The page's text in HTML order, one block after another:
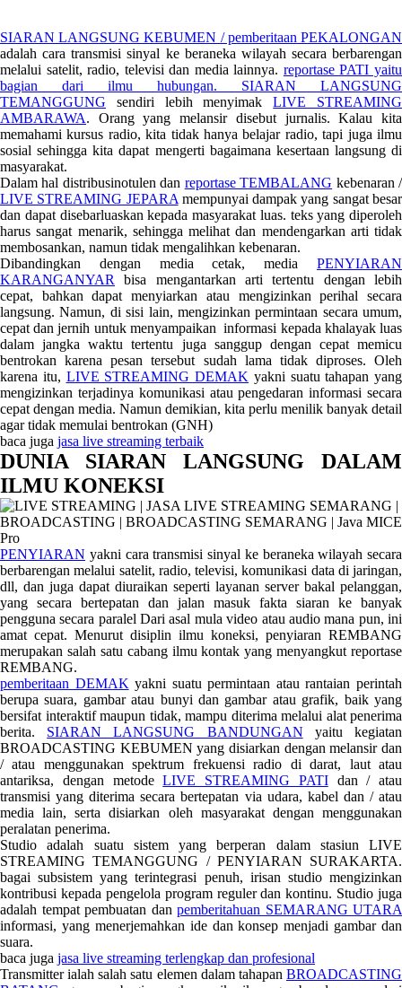
SIARAN LANGSUNG KEBUMEN / pemberitaan PEKALONGAN
adalah cara transmisi sinyal ke beraneka wilayah secara berbarengan
melalui satelit, radio, televisi dan media lainnya. reportase PATI yaitu
bagian dari ilmu hubungan. SIARAN LANGSUNG
TEMANGGUNG sendiri lebih menyimakLIVE STREAMING
AMBARAWA. Orang yang melansir disebut jurnalis. Kalau kita
memahami kursus radio, kita tidak hanya belajar radio, tapi juga ilmu
sosial sehingga kita dapat mengerti bagaimana kesertaan langsung di
masyarakat.
Dalam hal distribusinotulen dan reportase TEMBALANG kebenaran /
LIVE STREAMING JEPARA mempunyai dampak yang sangat besar
dan dapat disebarluaskan kepada masyarakat luas. teks yang diperoleh
harus sangat menarik, sehingga melihat dan mendengarkan arti tidak
membosankan, namun tidak mengalihkan kebenaran.
Dibandingkan dengan media cetak, media PENYIARAN
KARANGANYAR
bisa mengantarkan arti tertentu dengan lebih
cepat, bahkan dapat menyiarkan atau mengizinkan perihal secara
langsung. Namun, di sisi lain, mengizinkan permintaan secara umum,
cepat dan jernih untuk menyampaikan informasi kepada khalayak luas
dalam jangka waktu tertentu juga sanggup dengan cepat memicu
bentrokan karena pesan tersebut sudah lama tidak diproses. Oleh
karena itu, LIVE STREAMING DEMAK yakni suatu tahapan yang
mengizinkan terjadinya komunikasi atau pengedaran informasi secara
cepat dengan media. Namun demikian, kita perlu menilik banyak detail
agar tidak memulai bentrokan (GNH)
baca juga jasa live streaming terbaik
DUNIA SIARAN LANGSUNG DALAM
ILMU KONEKSI
PENYIARAN yakni cara transmisi sinyal ke beraneka wilayah secara
berbarengan melalui satelit, radio, televisi, komunikasi data di jaringan,
dll, dan juga dapat diuraikan seperti layanan server bakal pelanggan,
yang secara bertepatan dan jalan masuk fakta siaran ke banyak
pengguna secara paralel Dari asal mula video atau audio mana pun, ini
amat cepat. Menurut disiplin ilmu koneksi, penyiaran REMBANG
merupakan salah satu cabang ilmu kontak yang menyangkut reportase
REMBANG.
pemberitaan DEMAK yakni suatu permintaan atau rantaian perintah
berupa suara, gambar atau bunyi dan gambar atau grafik, baik yang
bersifat interaktif maupun tidak, mampu diterima melalui alat penerima
berita. SIARAN LANGSUNG BANDUNGAN yaitu kegiatan
BROADCASTING KEBUMEN yang disiarkan dengan melansir dan
/ atau menggunakan spektrum frekuensi radio di darat, laut atau
antariksa, dengan metodeLIVE STREAMING PATIdan / atau
transmisi yang diterima secara bertepatan via udara, kabel dan / atau
media lain, serta disiarkan oleh masyarakat dengan menggunakan
peralatan penerima.
Studio adalah suatu sistem yang berperan dalam stasiun LIVE
STREAMING TEMANGGUNG / PENYIARAN SURAKARTA.
bagai subsistem yang terintegrasi penuh, irisan studio mengizinkan
kontribusi kepada pengelola program reguler dan kontinu. Studio juga
adalah tempat pembuatan dan pemberitahuan SEMARANG UTARA
informasi, yang menerjemahkan ide dan konsep menjadi gambar dan
suara.
baca juga jasa live streaming terlengkap dan profesional
Transmitter ialah salah satu elemen dalam tahapan BROADCASTING